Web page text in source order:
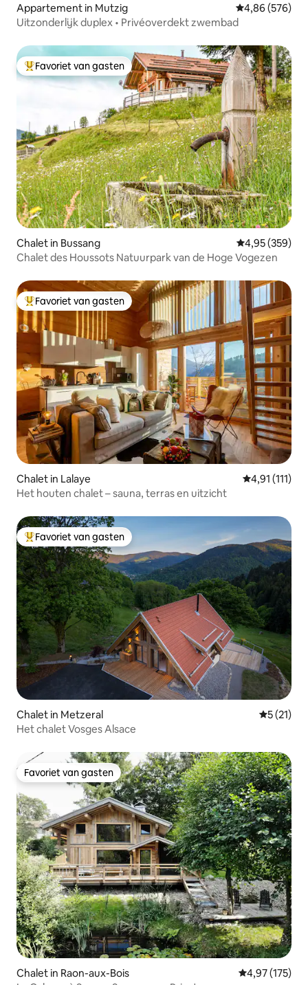
Appartement in Mutzig Gemiddelde
4,86 (576)
Uitzonderlijk duplex • Privéoverdekt zwembad
Topfavoriet van gasten
Favoriet van gasten
Chalet in Bussang Gemiddelde
4,95 (359)
Chalet des Houssots Natuurpark van de Hoge Vogezen
Topfavoriet van gasten
Favoriet van gasten
Chalet in Lalaye Gemiddelde
4,91 (111)
Het houten chalet – sauna, terras en uitzicht
Topfavoriet van gasten
Favoriet van gasten
Chalet in Metzeral
5 (21)
Het chalet Vosges Alsace
Favoriet van gasten
Favoriet van gasten
Chalet in Raon-aux-Bois Gemiddelde
4,97 (175)